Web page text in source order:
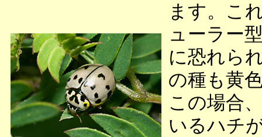
ます。こ
ューラー
に恐れら
の種も黄
この場合
いるハチ